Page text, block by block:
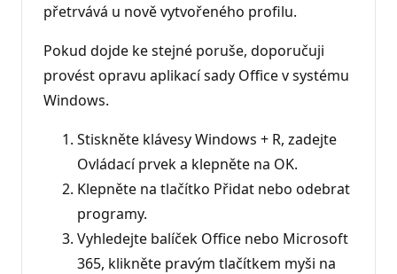
přetrvává u nově vytvořeného profilu.
Pokud dojde ke stejné poruše, doporučuji
provést opravu aplikací sady Office v systému
Windows.
Stiskněte klávesy Windows + R, zadejte
Ovládací prvek a klepněte na OK.
Klepněte na tlačítko Přidat nebo odebrat
programy.
Vyhledejte balíček Office nebo Microsoft
365, klikněte pravým tlačítkem myši na